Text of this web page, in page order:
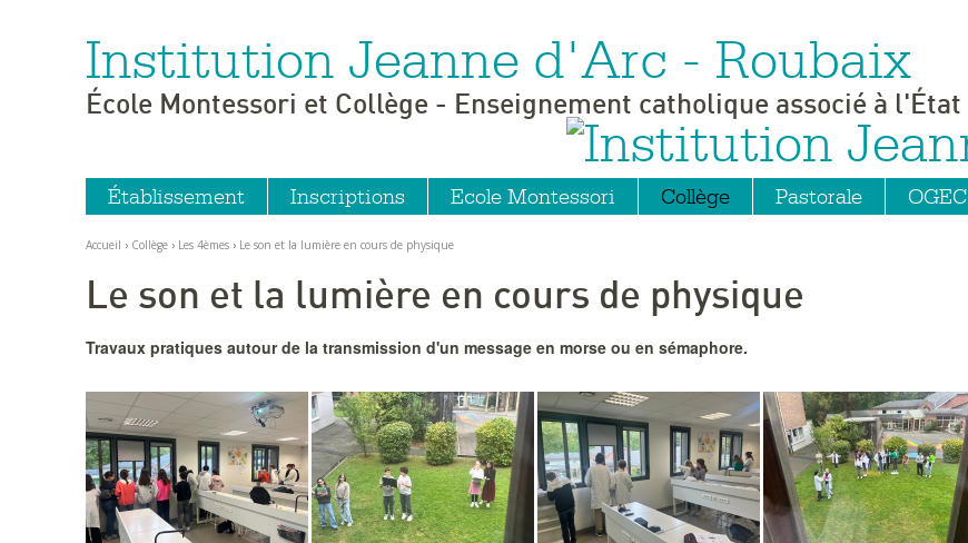
Aller
Aller
à
Outils
personnels
Institution Jeanne d'Arc - Roubaix
École Montessori et Collège - Enseignement catholique associé à l'État
Établissement Inscriptions Ecole Montessori Collège Pastorale OGEC
Accueil › Collège › Les 4èmes › Le son et la lumière en cours de physique
Le son et la lumière en cours de physique
Travaux pratiques autour de la transmission d'un message en morse ou en sémaphore.